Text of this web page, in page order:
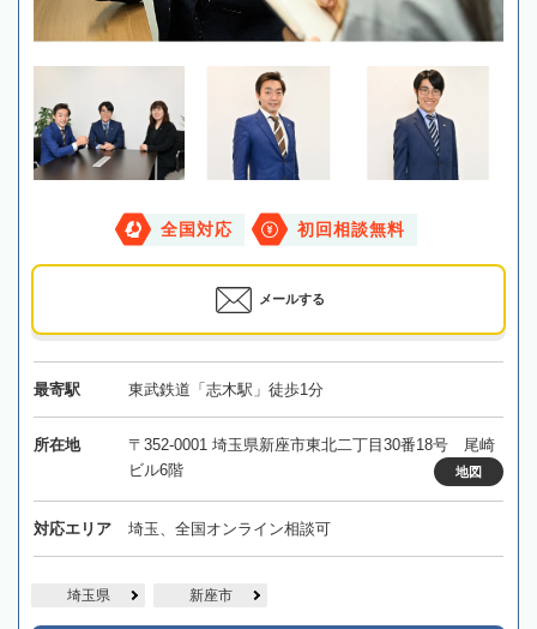
全国対応 初回相談無料
メールする
最寄駅 東武鉄道「志木駅」徒歩1分
所在地
〒352-0001 埼玉県新座市東北二丁目30番18号 尾崎
ビル6階
地図
対応エリア 埼玉、全国オンライン相談可
埼玉県 新座市